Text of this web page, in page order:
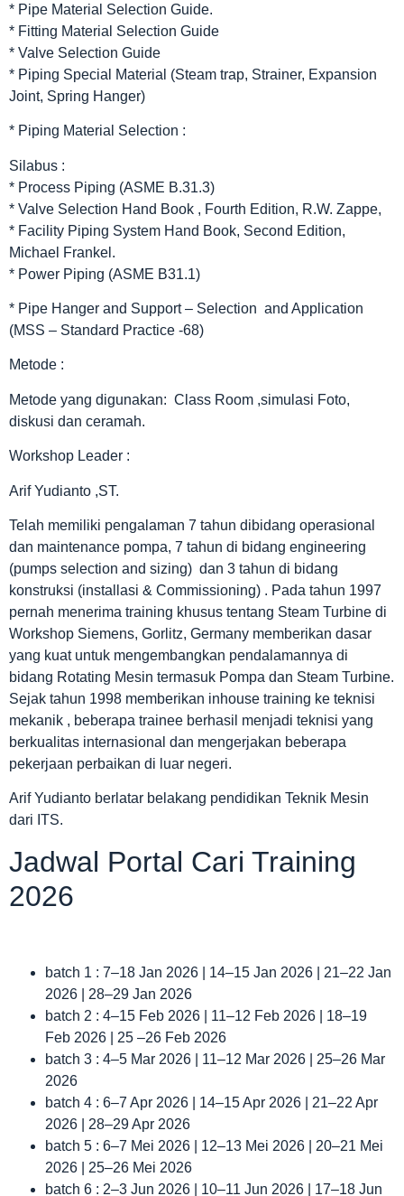
* Pipe Material Selection Guide.
* Fitting Material Selection Guide
* Valve Selection Guide
* Piping Special Material (Steam trap, Strainer, Expansion
Joint, Spring Hanger)
* Piping Material Selection :
Silabus :
* Process Piping (ASME B.31.3)
* Valve Selection Hand Book , Fourth Edition, R.W. Zappe,
* Facility Piping System Hand Book, Second Edition,
Michael Frankel.
* Power Piping (ASME B31.1)
* Pipe Hanger and Support – Selection and Application
(MSS – Standard Practice -68)
Metode :
Metode yang digunakan: Class Room ,simulasi Foto,
diskusi dan ceramah.
Workshop Leader :
Arif Yudianto ,ST.
Telah memiliki pengalaman 7 tahun dibidang operasional
dan maintenance pompa, 7 tahun di bidang engineering
(pumps selection and sizing) dan 3 tahun di bidang
konstruksi (installasi & Commissioning) . Pada tahun 1997
pernah menerima training khusus tentang Steam Turbine di
Workshop Siemens, Gorlitz, Germany memberikan dasar
yang kuat untuk mengembangkan pendalamannya di
bidang Rotating Mesin termasuk Pompa dan Steam Turbine.
Sejak tahun 1998 memberikan inhouse training ke teknisi
mekanik , beberapa trainee berhasil menjadi teknisi yang
berkualitas internasional dan mengerjakan beberapa
pekerjaan perbaikan di luar negeri.
Arif Yudianto berlatar belakang pendidikan Teknik Mesin
dari ITS.
Jadwal Portal Cari Training
2026
batch 1 : 7–18 Jan 2026 | 14–15 Jan 2026 | 21–22 Jan
2026 | 28–29 Jan 2026
batch 2 : 4–15 Feb 2026 | 11–12 Feb 2026 | 18–19
Feb 2026 | 25 –26 Feb 2026
batch 3 : 4–5 Mar 2026 | 11–12 Mar 2026 | 25–26 Mar
2026
batch 4 : 6–7 Apr 2026 | 14–15 Apr 2026 | 21–22 Apr
2026 | 28–29 Apr 2026
batch 5 : 6–7 Mei 2026 | 12–13 Mei 2026 | 20–21 Mei
2026 | 25–26 Mei 2026
batch 6 : 2–3 Jun 2026 | 10–11 Jun 2026 | 17–18 Jun